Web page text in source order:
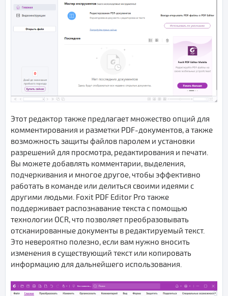
Этот редактор также предлагает множество опций для
комментирования и разметки PDF-документов, а также
возможность защиты файлов паролем и установки
разрешений для просмотра, редактирования и печати.
Вы можете добавлять комментарии, выделения,
подчеркивания и многое другое, чтобы эффективно
работать в команде или делиться своими идеями с
другими людьми. Foxit PDF Editor Pro также
поддерживает распознавание текста с помощью
технологии OCR, что позволяет преобразовывать
отсканированные документы в редактируемый текст.
Это невероятно полезно, если вам нужно вносить
изменения в существующий текст или копировать
информацию для дальнейшего использования.